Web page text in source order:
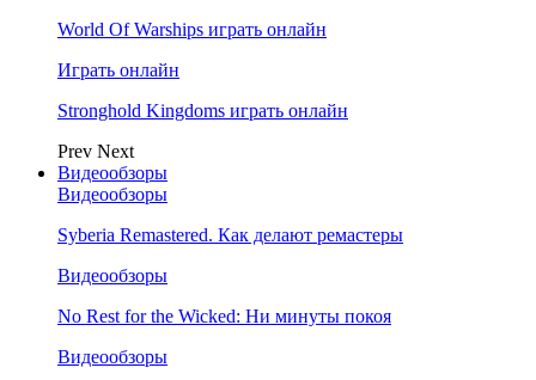
World Of Warships играть онлайн
Играть онлайн
Stronghold Kingdoms играть онлайн
Prev Next
Видеообзоры
Видеообзоры
Syberia Remastered. Как делают ремастеры
Видеообзоры
No Rest for the Wicked: Ни минуты покоя
Видеообзоры